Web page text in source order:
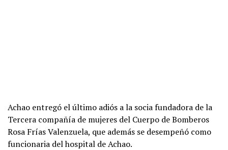
Achao entregó el último adiós a la socia fundadora de la
Tercera compañía de mujeres del Cuerpo de Bomberos
Rosa Frías Valenzuela, que además se desempeñó como
funcionaria del hospital de Achao.